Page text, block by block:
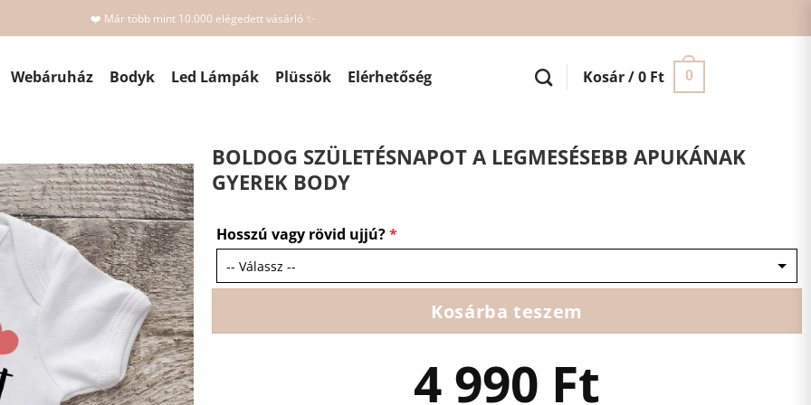
❤️ Már több mint 10.000 elégedett vásárló ✨
Webáruház Bodyk Led Lámpák Plüssök Elérhetőség Kosár /0 Ft 0
BOLDOG SZÜLETÉSNAPOT A LEGMESÉSEBB APUKÁNAK
GYEREK BODY
Hosszú vagy rövid ujjú?*
Kosárba teszem
4 990 Ft